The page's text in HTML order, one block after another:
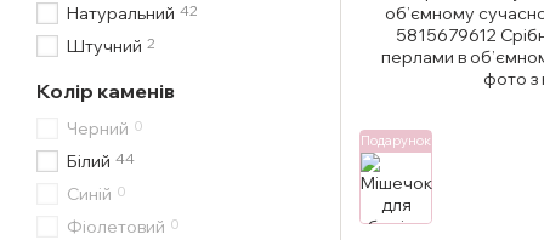
Подарунок
Натуральний 42
Штучний 2
Колір каменів
Черний 0
Білий 44
Синій 0
Фіолетовий 0